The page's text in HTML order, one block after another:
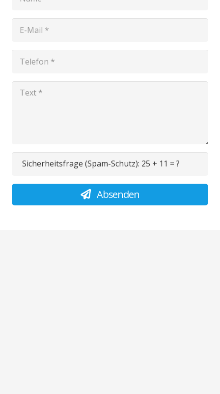
Sicherheitsfrage (Spam-Schutz): 25 + 11 = ?
Absenden